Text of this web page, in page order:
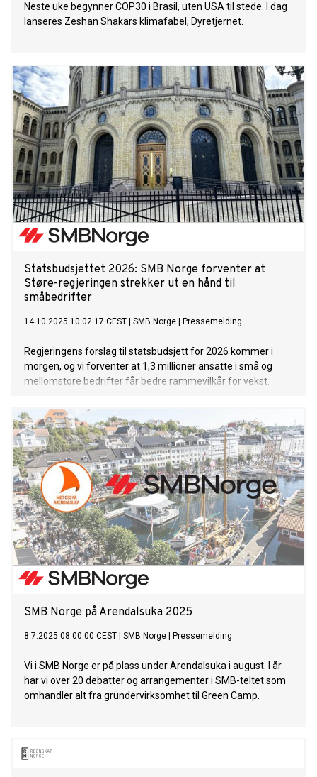
Neste uke begynner COP30 i Brasil, uten USA til stede. I dag
lanseres Zeshan Shakars klimafabel, Dyretjernet.
Statsbudsjettet 2026: SMB Norge forventer at
Støre-regjeringen strekker ut en hånd til
småbedrifter
14.10.2025 10:02:17 CEST SMB Norge Pressemelding
Regjeringens forslag til statsbudsjett for 2026 kommer i
morgen, og vi forventer at 1,3 millioner ansatte i små og
mellomstore bedrifter får bedre rammevilkår for vekst.
SMB Norge på Arendalsuka 2025
8.7.2025 08:00:00 CEST SMB Norge Pressemelding
Vi i SMB Norge er på plass under Arendalsuka i august. I år
har vi over 20 debatter og arrangementer i SMB-teltet som
omhandler alt fra gründervirksomhet til Green Camp.